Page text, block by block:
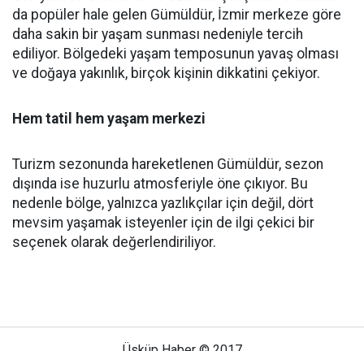
da popüler hale gelen Gümüldür, İzmir merkeze göre
daha sakin bir yaşam sunması nedeniyle tercih
ediliyor. Bölgedeki yaşam temposunun yavaş olması
ve doğaya yakınlık, birçok kişinin dikkatini çekiyor.
Hem tatil hem yaşam merkezi
Turizm sezonunda hareketlenen Gümüldür, sezon
dışında ise huzurlu atmosferiyle öne çıkıyor. Bu
nedenle bölge, yalnızca yazlıkçılar için değil, dört
mevsim yaşamak isteyenler için de ilgi çekici bir
seçenek olarak değerlendiriliyor.